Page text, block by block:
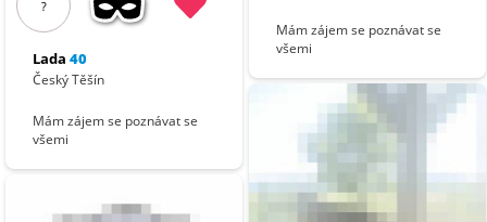
?
Lada 40
Český Těšín
Mám zájem se poznávat se
všemi
Mám zájem se poznávat se
všemi